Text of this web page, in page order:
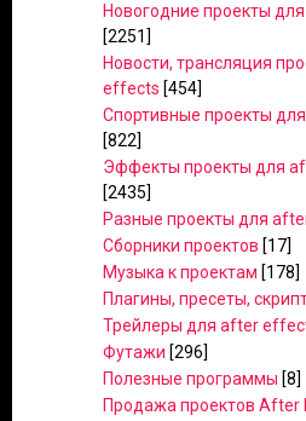
Новогодние проекты
[2251]
Новости, трансляция
effects [454]
Спортивные проекты
[822]
Эффекты проекты для
[2435]
Разные проекты для
Сборники проектов [17]
Музыка к проектам [178]
Плагины, пресеты,
Трейлеры для after
Футажи [296]
Полезные программы [8]
Продажа проектов After